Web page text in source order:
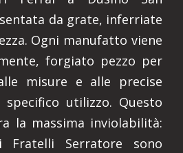
da grate, inferriate
Ogni manufatto viene
forgiato pezzo per
misure e alle precise
specifico utilizzo. Questo
la massima inviolabilità:
Serratore sono